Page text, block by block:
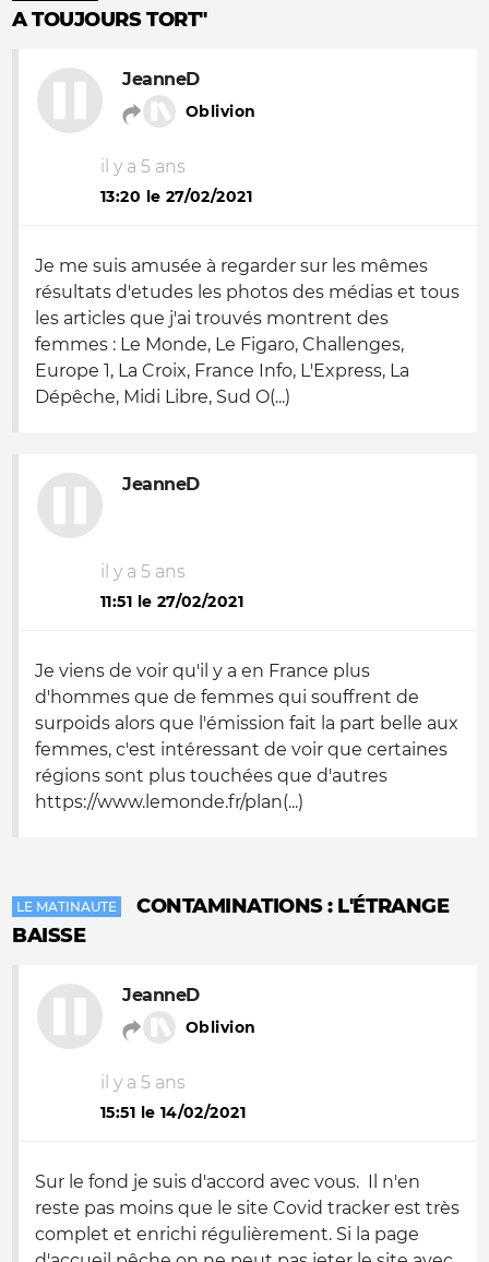
A TOUJOURS TORT"
JeanneD
Oblivion
il y a 5 ans
13:20 le 27/02/2021
Je me suis amusée à regarder sur les mêmes
résultats d'etudes les photos des médias et tous
les articles que j'ai trouvés montrent des
femmes : Le Monde, Le Figaro, Challenges,
Europe 1, La Croix, France Info, L'Express, La
Dépêche, Midi Libre, Sud O(...)
JeanneD
il y a 5 ans
11:51 le 27/02/2021
Je viens de voir qu'il y a en France plus
d'hommes que de femmes qui souffrent de
surpoids alors que l'émission fait la part belle aux
femmes, c'est intéressant de voir que certaines
régions sont plus touchées que d'autres
https://www.lemonde.fr/plan(...)
LE MATINAUTE
CONTAMINATIONS : L'ÉTRANGE
BAISSE
JeanneD
Oblivion
il y a 5 ans
15:51 le 14/02/2021
Sur le fond je suis d'accord avec vous. Il n'en
reste pas moins que le site Covid tracker est très
complet et enrichi régulièrement. Si la page